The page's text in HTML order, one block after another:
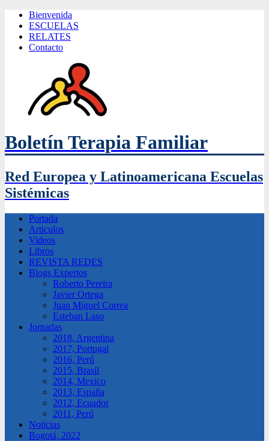
Bienvenida
ESCUELAS
RELATES
Contacto
Boletín Terapia Familiar
Red Europea y Latinoamericana Escuelas
Sistémicas
Portada
Articulos
Videos
Libros
REVISTA REDES
Blogs Expertos
Roberto Pereira
Javier Ortega
Juan Miguel Correa
Esteban Laso
Jornadas
2018, Argentina
2017, Portugal
2016, Perú
2015, Brasil
2014, Mexico
2013, España
2012, Ecuador
2011, Perú
Noticias
Bogotá, 2022